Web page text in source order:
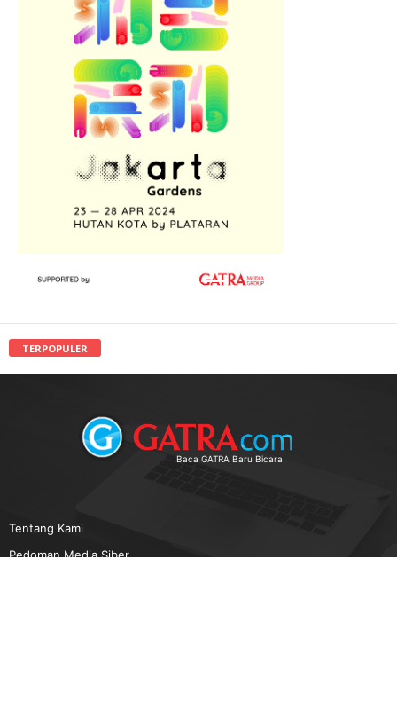
TERPOPULER
Baca GATRA Baru Bicara
Tentang Kami
Pedoman Media Siber